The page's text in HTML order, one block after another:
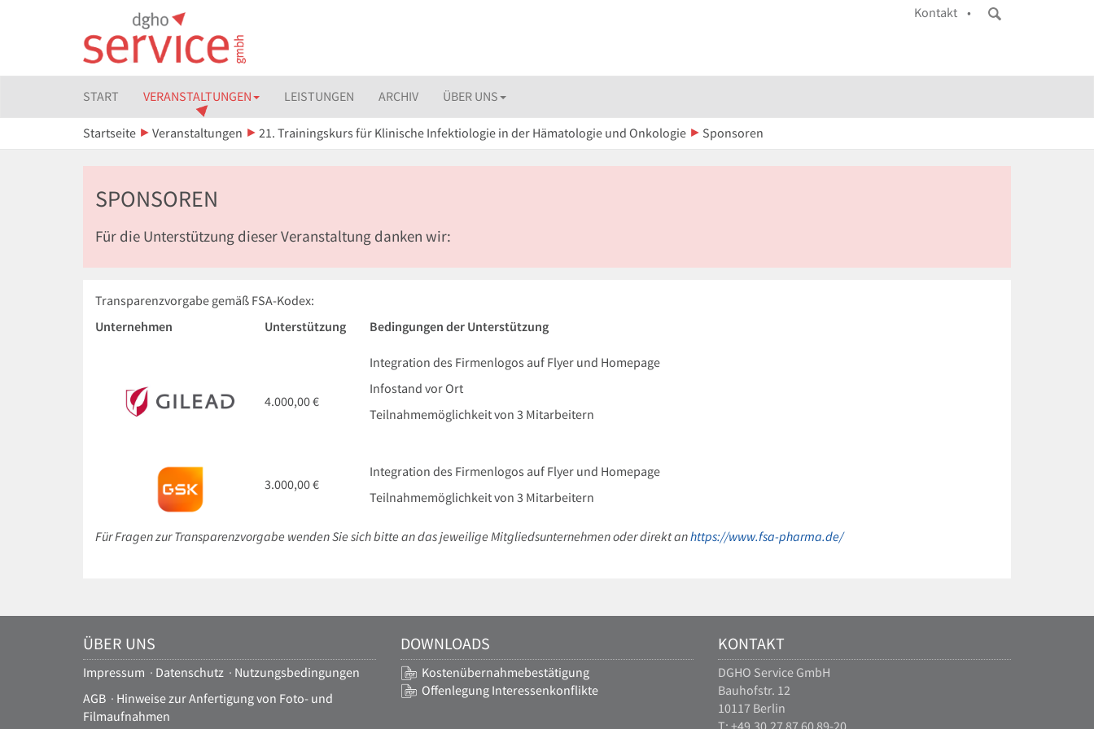
Kontakt •
START VERANSTALTUNGEN LEISTUNGEN ARCHIV ÜBER UNS
Startseite Veranstaltungen 21. Trainingskurs für Klinische Infektiologie in der Hämatologie und Onkologie Sponsoren
SPONSOREN
Für die Unterstützung dieser Veranstaltung danken wir:
Transparenzvorgabe gemäß FSA-Kodex:
Unternehmen
Unterstützung Bedingungen der Unterstützung
4.000,00 €
Integration des Firmenlogos auf Flyer und Homepage
Infostand vor Ort
Teilnahmemöglichkeit von 3 Mitarbeitern
3.000,00 €
Integration des Firmenlogos auf Flyer und Homepage
Teilnahmemöglichkeit von 3 Mitarbeitern
Für Fragen zur Transparenzvorgabe wenden Sie sich bitte an das jeweilige Mitgliedsunternehmen oder direkt anhttps://www.fsa-pharma.de/
ÜBER UNS
Impressum · Datenschutz · Nutzungsbedingungen
AGB · Hinweise zur Anfertigung von Foto- und
Filmaufnahmen
DOWNLOADS
Kostenübernahmebestätigung
Offenlegung Interessenkonflikte
KONTAKT
DGHO Service GmbH
Bauhofstr. 12
10117 Berlin
T: +49.30.27 87 60 89-20